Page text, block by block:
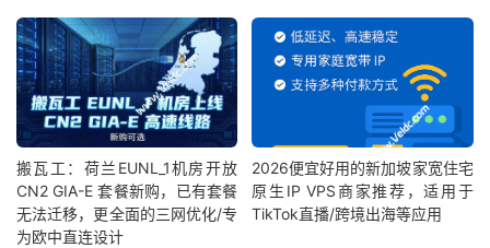
搬瓦工：荷兰EUNL_1机房开放
CN2 GIA-E 套餐新购，已有套餐
无法迁移，更全面的三网优化/专
为欧中直连设计
2026便宜好用的新加坡家宽住宅
原生IP VPS商家推荐，适用于
TikTok直播/跨境出海等应用